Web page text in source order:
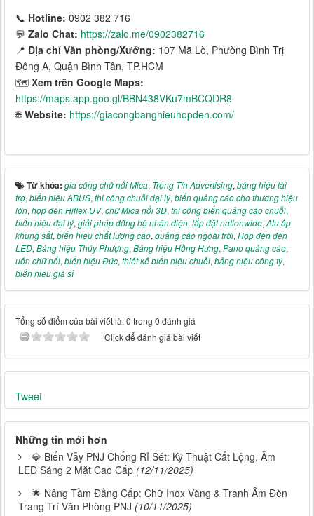
📞 Hotline: 0902 382 716
💬 Zalo Chat: https://zalo.me/0902382716
📍 Địa chỉ Văn phòng/Xưởng: 107 Mã Lò, Phường Bình Trị
Đông A, Quận Bình Tân, TP.HCM
🗺️ Xem trên Google Maps:
https://maps.app.goo.gl/BBN438VKu7mBCQDR8
🌐Website: https://giacongbanghieuhopden.com/
Từ khóa: gia công chữ nổi Mica, Trọng Tín Advertising, bảng hiệu tài
trợ, biển hiệu ABUS, thi công chuỗi đại lý, biển quảng cáo cho thương hiệu
lớn, hộp đèn Hiflex UV, chữ Mica nổi 3D, thi công biển quảng cáo chuỗi,
biển hiệu đại lý, giải pháp đồng bộ nhận diện, lắp đặt nationwide, Alu ốp
khung sắt, biển hiệu chất lượng cao, quảng cáo ngoài trời, Hộp đèn đèn
LED, Bảng hiệu Thúy Phượng, Bảng hiệu Hồng Hưng, Pano quảng cáo,
uốn chữ nổi, biển hiệu Đức, thiết kế biển hiệu chuỗi, bảng hiệu công ty,
biển hiệu giá sỉ
Tổng số điểm của bài viết là: 0 trong 0 đánh giá
Click để đánh giá bài viết
Tweet
Những tin mới hơn
💎 Biển Vẫy PNJ Chống Rỉ Sét: Kỹ Thuật Cắt Lộng, Âm
LED Sáng 2 Mặt Cao Cấp (12/11/2025)
🌟 Nâng Tầm Đẳng Cấp: Chữ Inox Vàng & Tranh Âm Đèn
Trang Trí Văn Phòng PNJ (10/11/2025)